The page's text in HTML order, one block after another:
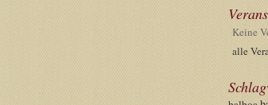
Keine
alle